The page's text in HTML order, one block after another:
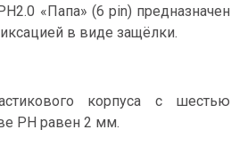
«Папа» (6 pin) предназначен
в виде защёлки.
корпуса с шестью
PH равен 2 мм.